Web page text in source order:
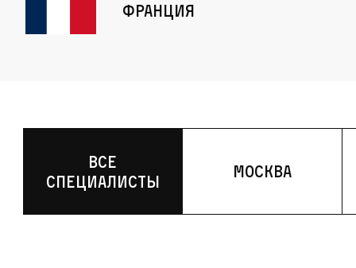
Франция
Все
специалисты
Москва